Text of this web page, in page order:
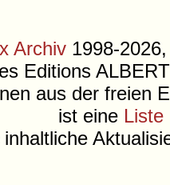
Archiv 1998-
Editions
aus der freien
ist eine Liste
inhaltliche